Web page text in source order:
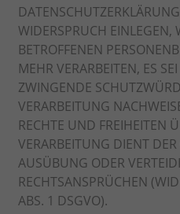
WIDERSPRUCH EINLEGEN,
BETROFFENEN
MEHR VERARBEITEN, ES
ZWINGENDE
VERARBEITUNG
RECHTE UND FREIHEITEN
VERARBEITUNG DIENT
AUSÜBUNG ODER
RECHTSANSPRÜCHEN
ABS. 1 DSGVO).